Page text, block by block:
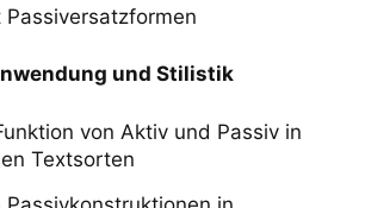
Passiversatzformen
und Stilistik
von Aktiv und Passiv in
Textsorten